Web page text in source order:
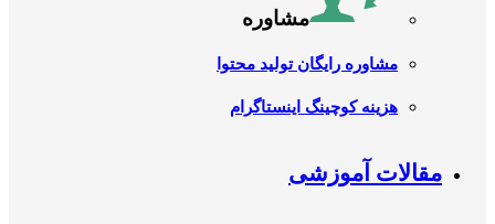
مشاوره
مشاوره رایگان تولید محتوا
هزینه کوچینگ اینستاگرام
مقالات آموزشی